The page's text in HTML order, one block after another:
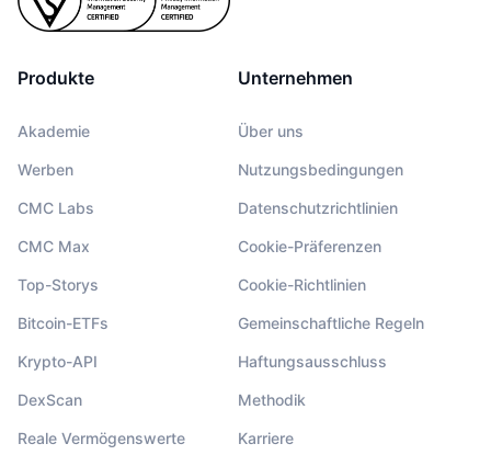
Produkte
Akademie
Werben
CMC Labs
CMC Max
Top-Storys
Bitcoin-ETFs
Krypto-API
DexScan
Reale Vermögenswerte
Unternehmen
Über uns
Nutzungsbedingungen
Datenschutzrichtlinien
Cookie-Präferenzen
Cookie-Richtlinien
Gemeinschaftliche Regeln
Haftungsausschluss
Methodik
Karriere